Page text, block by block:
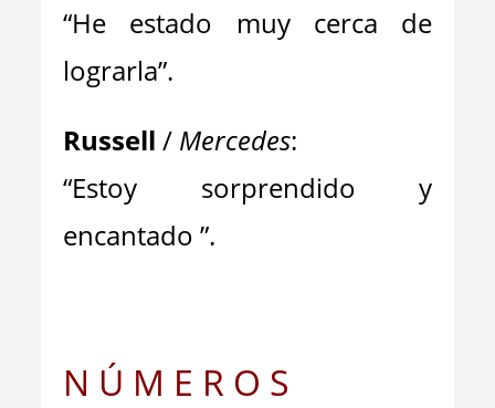
“He estado muy cerca de
lograrla”.
Russell/ Mercedes:
“Estoy sorprendido y
encantado ”.
N Ú M E R O S